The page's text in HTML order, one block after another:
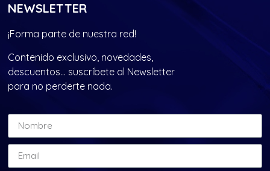
NEWSLETTER
¡Forma parte de nuestra red!
Contenido exclusivo, novedades,
descuentos… suscríbete al Newsletter
para no perderte nada.